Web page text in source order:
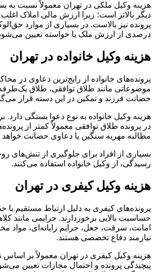
هزینه وکیل ملکی در تهران معمولاً نسبت به
دیگر بالاتر است؛ زیرا ارزش مالی املاک
پرونده نیز بالاست. در بسیاری از موارد
درصدی از ارزش ملک یا خواسته تعیین
هزینه وکیل خانواده در تهران
پرونده‌های خانواده از رایج‌ترین دعاوی در
موضوعاتی مانند طلاق توافقی، طلاق
حضانت فرزند و تمکین در این دسته قرار
هزینه وکیل خانواده به نوع دعوا بستگی دارد.
در پرونده طلاق توافقی معمولاً کمتر از
مطالبه مهریه سنگین یا دعاوی حضانت خواهد
بسیاری از افراد برای جلوگیری از تنش‌های
رسیدگی، از وکیل خانواده استفاده می‌کنند.
هزینه وکیل کیفری در تهران
پرونده‌های کیفری به دلیل ارتباط مستقیم با
حساسیت بالایی برخوردارند. جرایمی مانند
امانت، سرقت، جعل، جرایم رایانه‌ای، مواد
نیازمند دفاع تخصصی هستند.
هزینه وکیل کیفری در تهران معمولاً بر اساس
پیچیدگی پرونده و احتمال مجازات تعیین